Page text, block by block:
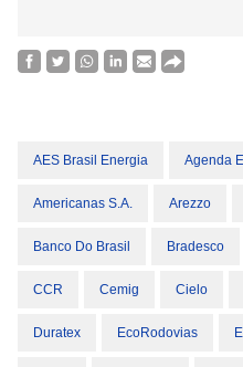
AES Brasil Energia Agenda
Americanas S.A. Arezzo
Banco Do Brasil Bradesco
CCR Cemig Cielo
Duratex EcoRodovias